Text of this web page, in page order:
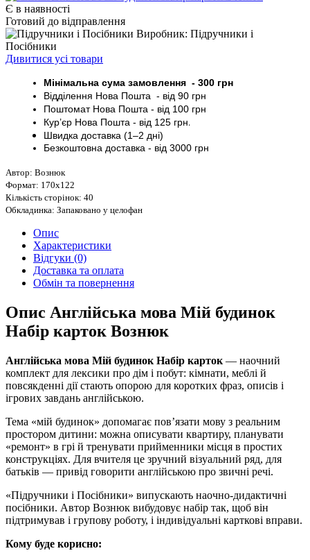
Є в наявності
Готовий до відправлення
Виробник: Підручники і
Посібники
Дивитися усі товари
Мінімальна сума замовлення - 300 грн
Відділення Нова Пошта - від 90 грн
ПоштоматНова Пошта - від 100 грн
Кур’єр Нова Пошта - від 125 грн.
Швидка доставка (1–2 дні)
Безкоштовна доставка - від 3000 грн
Автор: Вознюк
Формат: 170х122
Кількість сторінок: 40
Обкладинка: Запаковано у целофан
Опис
Характеристики
Відгуки (0)
Доставка та оплата
Обмін та повернення
Опис Англійська мова Мій будинок
Набір карток Вознюк
Англійська мова Мій будинок Набір карток — наочний
комплект для лексики про дім і побут: кімнати, меблі й
повсякденні дії стають опорою для коротких фраз, описів і
ігрових завдань англійською.
Тема «мій будинок» допомагає пов’язати мову з реальним
простором дитини: можна описувати квартиру, планувати
«ремонт» в грі й тренувати прийменники місця в простих
конструкціях. Для вчителя це зручний візуальний ряд, для
батьків — привід говорити англійською про звичні речі.
«Підручники і Посібники» випускають наочно-дидактичні
посібники. Автор Вознюк вибудовує набір так, щоб він
підтримував і групову роботу, і індивідуальні карткові вправи.
Кому буде корисно: